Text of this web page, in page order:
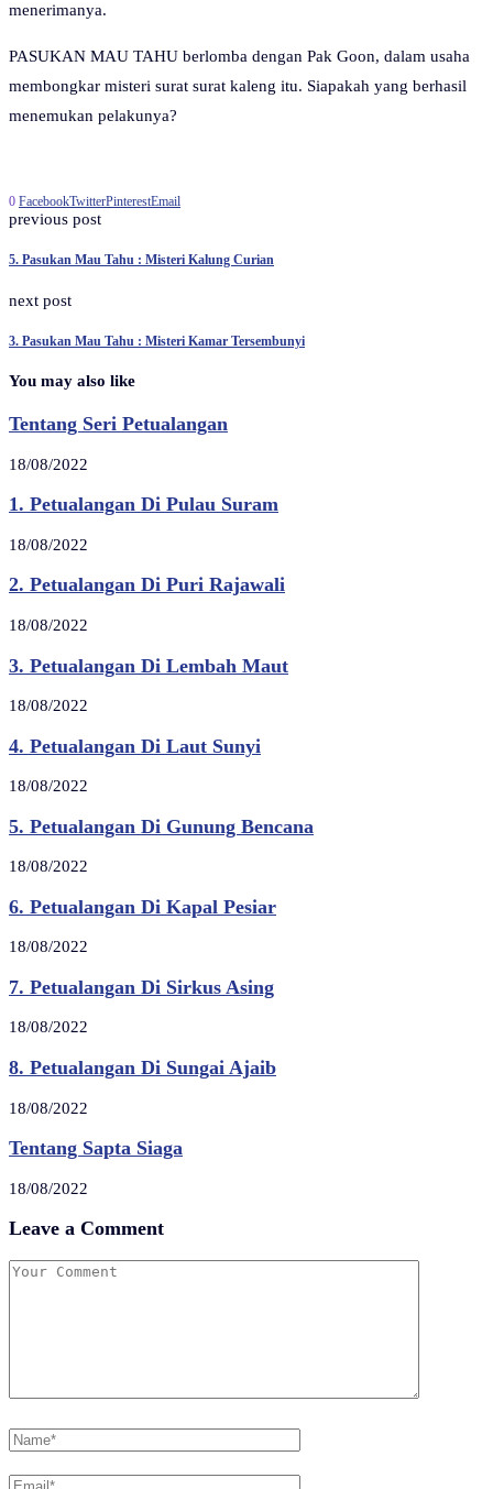
menerimanya.
PASUKAN MAU TAHU berlomba dengan Pak Goon, dalam usaha
membongkar misteri surat surat kaleng itu. Siapakah yang berhasil
menemukan pelakunya?
0 FacebookTwitterPinterestEmail
previous post
5. Pasukan Mau Tahu : Misteri Kalung Curian
next post
3. Pasukan Mau Tahu : Misteri Kamar Tersembunyi
You may also like
Tentang Seri Petualangan
18/08/2022
1. Petualangan Di Pulau Suram
18/08/2022
2. Petualangan Di Puri Rajawali
18/08/2022
3. Petualangan Di Lembah Maut
18/08/2022
4. Petualangan Di Laut Sunyi
18/08/2022
5. Petualangan Di Gunung Bencana
18/08/2022
6. Petualangan Di Kapal Pesiar
18/08/2022
7. Petualangan Di Sirkus Asing
18/08/2022
8. Petualangan Di Sungai Ajaib
18/08/2022
Tentang Sapta Siaga
18/08/2022
Leave a Comment